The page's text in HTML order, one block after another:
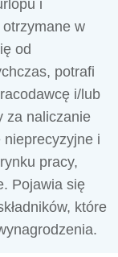
i
w
od
potrafi
i/lub
za naliczanie
nieprecyzyjne i
pracy,
Pojawia się
które